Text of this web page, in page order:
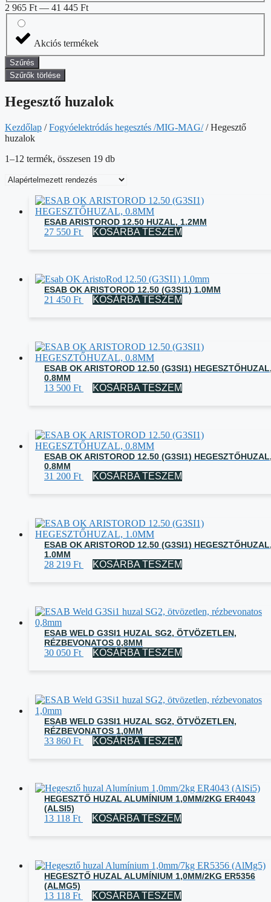
2 965 Ft — 41 445 Ft
Akciós termékek
Szűrés
Szűrők törlése
Hegesztő huzalok
Kezdőlap /Fogyóelektródás hegesztés /MIG-MAG// Hegesztő
huzalok
1–12 termék, összesen 19 db
ESAB ARISTOROD 12.50 HUZAL, 1.2MM
27 550 Ft KOSÁRBA TESZEM
ESAB OK ARISTOROD 12.50 (G3SI1) 1.0MM
21 450 Ft KOSÁRBA TESZEM
ESAB OK ARISTOROD 12.50 (G3SI1)
0.8MM
13 500 Ft KOSÁRBA TESZEM
ESAB OK ARISTOROD 12.50 (G3SI1)
0.8MM
31 200 Ft KOSÁRBA TESZEM
ESAB OK ARISTOROD 12.50 (G3SI1)
1.0MM
28 219 Ft KOSÁRBA TESZEM
ESAB WELD G3SI1 HUZAL SG2, ÖTVÖZETLEN,
RÉZBEVONATOS 0,8MM
30 050 Ft KOSÁRBA TESZEM
ESAB WELD G3SI1 HUZAL SG2, ÖTVÖZETLEN,
RÉZBEVONATOS 1,0MM
33 860 Ft KOSÁRBA TESZEM
HEGESZTŐ HUZAL ALUMÍNIUM 1,0MM/2KG ER4043
(ALSI5)
13 118 Ft KOSÁRBA TESZEM
HEGESZTŐ HUZAL ALUMÍNIUM 1,0MM/2KG ER5356
(ALMG5)
13 118 Ft KOSÁRBA TESZEM